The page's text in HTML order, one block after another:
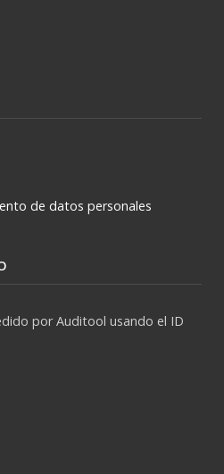
de datos personales
por Auditool usando el ID